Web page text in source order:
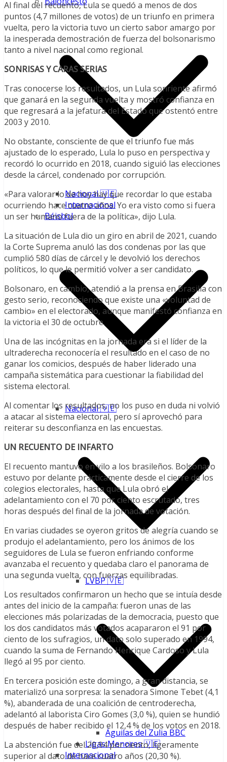
Nacional 🇻🇪
Internacional
Béisbol
Nacional 🇻🇪
LVBP 🇻🇪
Águilas del Zulia BBC
Ligas Menores 🇻🇪
Internacional
Al final del recuento, Lula se quedó a menos de dos
puntos (4,7 millones de votos) de un triunfo en primera
vuelta, pero la victoria tuvo un cierto sabor amargo por
la inesperada demostración de fuerza del bolsonarismo
tanto a nivel nacional como regional.
SONRISAS Y CARAS SERIAS
Tras conocerse los resultados, un Lula sonriente afirmó
que ganará en la segunda vuelta y mostró confianza en
que regresará a la jefatura del Estado que ostentó entre
2003 y 2010.
No obstante, consciente de que el triunfo fue más
ajustado de lo esperado, Lula lo puso en perspectiva y
recordó lo ocurrido en 2018, cuando siguió las elecciones
desde la cárcel, condenado por corrupción.
«Para valorar lo de hoy hay que recordar lo que estaba
ocurriendo hace cuatro años. Yo era visto como si fuera
un ser humano fuera de la política», dijo Lula.
La situación de Lula dio un giro en abril de 2021, cuando
la Corte Suprema anuló las dos condenas por las que
cumplió 580 días de cárcel y le devolvió los derechos
políticos, lo que le permitió volver a ser candidato.
Bolsonaro, en cambio, atendió a la prensa en Brasilia con
gesto serio, reconociendo que existe una «voluntad de
cambio» en el electorado, aunque manifestó confianza en
la victoria el 30 de octubre.
Una de las incógnitas en la jornada era si el líder de la
ultraderecha reconocería el resultado en el caso de no
ganar los comicios, después de haber liderado una
campaña sistemática para cuestionar la fiabilidad del
sistema electoral.
Al comentar los resultados, no los puso en duda ni volvió
a atacar al sistema electoral, pero sí aprovechó para
reiterar su desconfianza en las encuestas.
UN RECUENTO DE INFARTO
El recuento mantuvo en vilo a los brasileños. Bolsonaro
estuvo por delante prácticamente desde el cierre de los
colegios electorales, hasta que Lula obró el
adelantamiento con el 70 por ciento escrutado, tres
horas después del final de la jornada de votación.
En varias ciudades se oyeron gritos de alegría cuando se
produjo el adelantamiento, pero los ánimos de los
seguidores de Lula se fueron enfriando conforme
avanzaba el recuento y quedaba claro el panorama de
una segunda vuelta, con fuerzas equilibradas.
Los resultados confirmaron un hecho que se intuía desde
antes del inicio de la campaña: fueron unas de las
elecciones más polarizadas de la democracia, puesto que
los dos candidatos más votados acapararon el 91 por
ciento de los sufragios, un dato solo superado en 1994,
cuando la suma de Fernando Henrique Cardoso y Lula
llegó al 95 por ciento.
En tercera posición este domingo, a gran distancia, se
materializó una sorpresa: la senadora Simone Tebet (4,1
%), abanderada de una coalición de centroderecha,
adelantó al laborista Ciro Gomes (3,0 %), quien se hundió
después de haber recibido el 12,4 % de los votos en 2018.
La abstención fue del 20,94 por ciento, ligeramente
superior al dato de hace cuatro años (20,30 %).